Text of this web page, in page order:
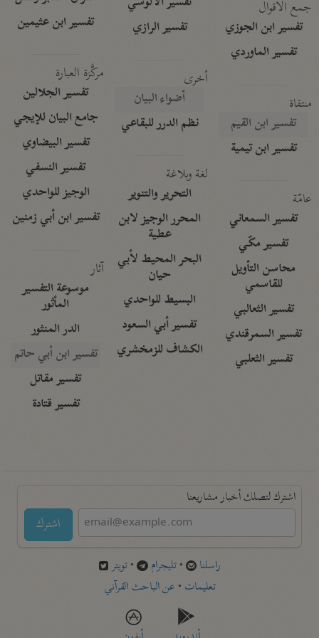
جمع الأقوال
تفسير ابن الجوزي
تفسير الماوردي
منتقاة
تفسير ابن القيم
تفسير ابن تيمية
عامّة
تفسير السمعاني
تفسير مكّي
محاسن التأويل
للقاسمي
تفسير الثعالبي
تفسير السمرقندي
تفسير الثعلبي
تفسير الرازي
أخرى
أضواء البيان
نظم الدرر للبقاعي
لغة وبلاغة
التحرير والتنوير
المحرر الوجيز لابن
عطية
البحر المحيط لأبي
حيان
البسيط للواحدي
تفسير أبي السعود
الكشاف للزمخشري
تفسير ابن عثيمين
مركَّزة العبارة
تفسير الجلالين
جامع البيان للإيجي
تفسير البيضاوي
تفسير النسفي
الوجيز للواحدي
تفسير ابن أبي زمنين
آثار
موسوعة التفسير
المأثور
الدر المنثور
تفسير ابن أبي حاتم
تفسير مقاتل
تفسير قتادة
اشترك لتصلك أخبار مشاريعنا
اشترك
راسلنا •تليجرام •تويتر
تعليمات •عن الباحث القرآني